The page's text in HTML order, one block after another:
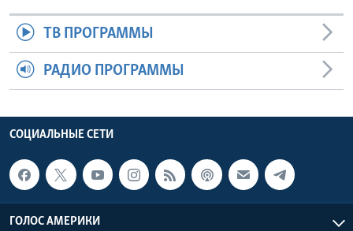
ТВ ПРОГРАММЫ
РАДИО ПРОГРАММЫ
СОЦИАЛЬНЫЕ СЕТИ
ГОЛОС АМЕРИКИ